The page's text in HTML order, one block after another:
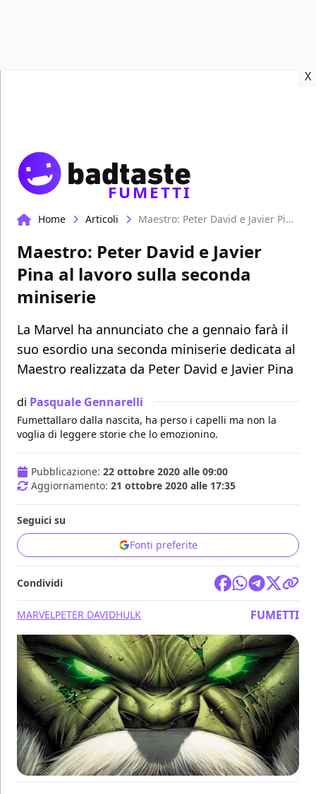
X
FUMETTI
Home Articoli Maestro: Peter David e Javier Pina al lavoro sulla seconda miniserie
Maestro: Peter David e Javier
Pina al lavoro sulla seconda
miniserie
La Marvel ha annunciato che a gennaio farà il
suo esordio una seconda miniserie dedicata al
Maestro realizzata da Peter David e Javier Pina
di Pasquale Gennarelli
Fumettallaro dalla nascita, ha perso i capelli ma non la
voglia di leggere storie che lo emozionino.
Pubblicazione: 22 ottobre 2020 alle 09:00
Aggiornamento: 21 ottobre 2020 alle 17:35
Seguici su
Fonti preferite
Condividi
MARVELPETER DAVIDHULK FUMETTI